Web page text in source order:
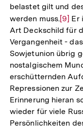
belastet gilt und
werden muss.Zur
der
[9] Er
Art Deckschild für
Vergangenheit -
Sowjetunion übrig
nostalgischem
erschütternden
Repressionen zur
Erinnerung hieran
wieder für viele
Persönlichkeiten